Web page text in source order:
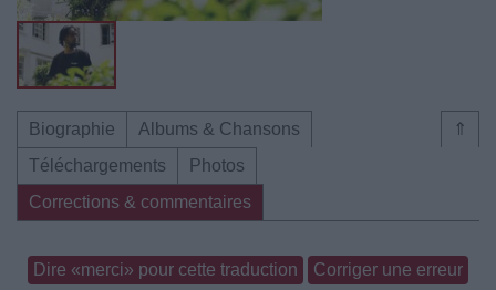
⇑
Biographie
Albums & Chansons
Téléchargements
Photos
Corrections & commentaires
Dire «merci» pour cette traduction Corriger une erreur